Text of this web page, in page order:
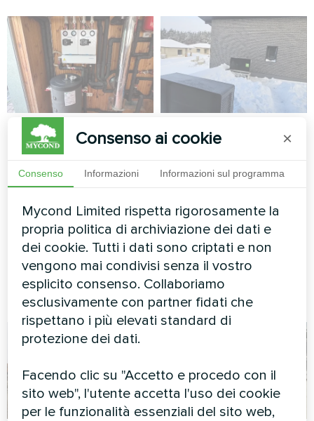
Residenza familiare
con pompe di calore
Mycond Split serie
BeeSmart
Pompe di calore MyCond Split
serie BeeSmart
Residenza privata
pronta per l'inverno
con il sistema di
Mycond BeeSmart
La pompa di calore BeeSmart
offre prestazioni di
riscaldamento affidabili in
condizioni invernali estreme
per una casa moderna.
Consenso ai cookie ×
Consenso Informazioni Informazioni sul programma
Mycond Limited rispetta rigorosamente la
propria politica di archiviazione dei dati e
dei cookie. Tutti i dati sono criptati e non
vengono mai condivisi senza il vostro
esplicito consenso. Collaboriamo
esclusivamente con partner fidati che
rispettano i più elevati standard di
protezione dei dati.
Facendo clic su "Accetto e procedo con il
sito web", l'utente accetta l'uso dei cookie
per le funzionalità essenziali del sito web,